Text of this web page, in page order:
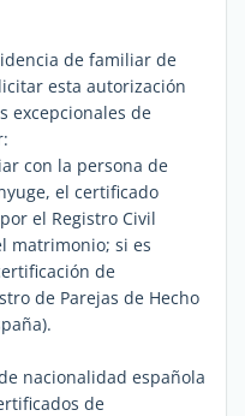
de familiar de
esta autorización
excepcionales de
con la persona de
el certificado
el Registro Civil
matrimonio; si es
de
de Parejas de Hecho
nacionalidad española
de